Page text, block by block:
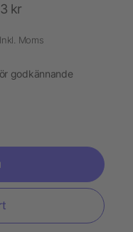
kr
Inkl. Moms
godkännande